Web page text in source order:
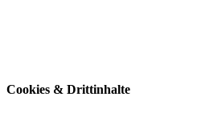
Cookies & Drittinhalte